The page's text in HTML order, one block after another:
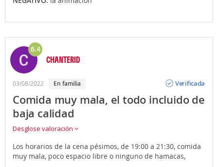
6.4
CHANTERID
03/08/2022 en familia
Verificada
Comida muy mala, el todo incluido de
baja calidad
Desglose valoración
Los horarios de la cena pésimos, de 19:00 a 21:30, comida
muy mala, poco espacio libre o ninguno de hamacas,